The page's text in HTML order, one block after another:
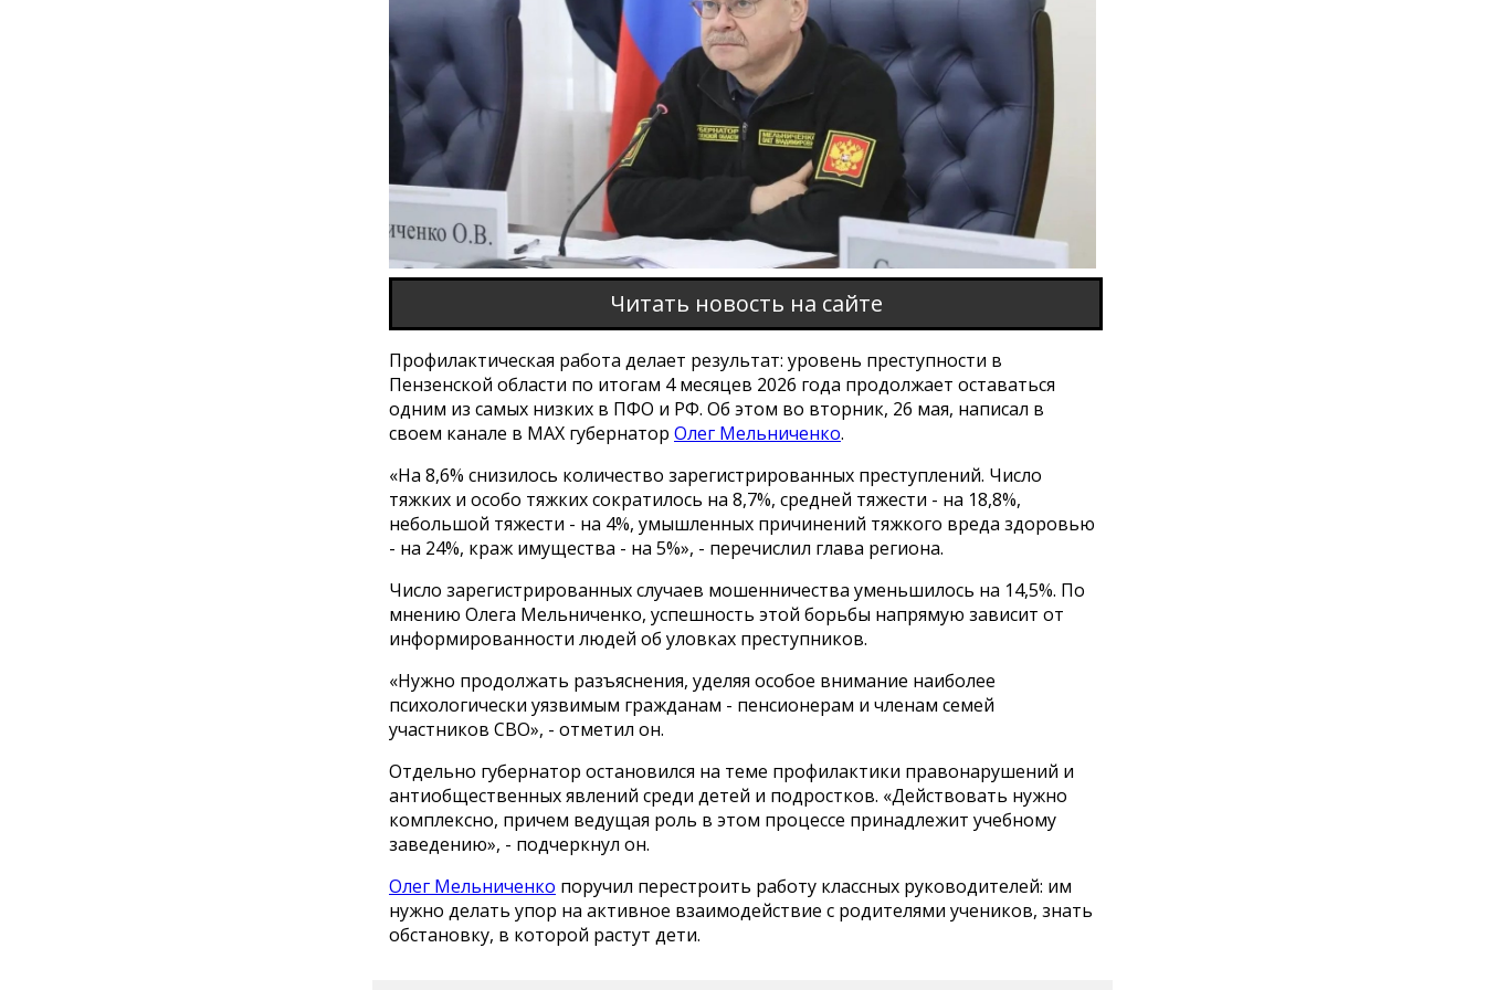
Читать новость на сайте
Профилактическая работа делает результат: уровень преступности в
Пензенской области по итогам 4 месяцев 2026 года продолжает оставаться
одним из самых низких в ПФО и РФ. Об этом во вторник, 26 мая, написал в
своем канале в МАХ губернатор Олег Мельниченко.
«На 8,6% снизилось количество зарегистрированных преступлений. Число
тяжких и особо тяжких сократилось на 8,7%, средней тяжести - на 18,8%,
небольшой тяжести - на 4%, умышленных причинений тяжкого вреда здоровью
- на 24%, краж имущества - на 5%», - перечислил глава региона.
Число зарегистрированных случаев мошенничества уменьшилось на 14,5%. По
мнению Олега Мельниченко, успешность этой борьбы напрямую зависит от
информированности людей об уловках преступников.
«Нужно продолжать разъяснения, уделяя особое внимание наиболее
психологически уязвимым гражданам - пенсионерам и членам семей
участников СВО», - отметил он.
Отдельно губернатор остановился на теме профилактики правонарушений и
антиобщественных явлений среди детей и подростков. «Действовать нужно
комплексно, причем ведущая роль в этом процессе принадлежит учебному
заведению», - подчеркнул он.
Олег Мельниченко поручил перестроить работу классных руководителей: им
нужно делать упор на активное взаимодействие с родителями учеников, знать
обстановку, в которой растут дети.